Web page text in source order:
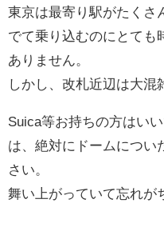
東京は最寄り駅がたくさ
でて乗り込むのにとても
ありません。
しかし、改札近辺は大混
Suica等お持ちの方はい
は、絶対にドームについ
さい。
舞い上がっていて忘れが